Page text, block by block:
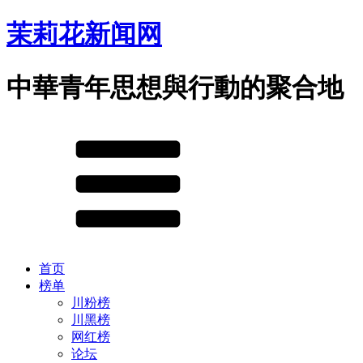
茉莉花新闻网
中華青年思想與行動的聚合地
首页
榜单
川粉榜
川黑榜
网红榜
论坛